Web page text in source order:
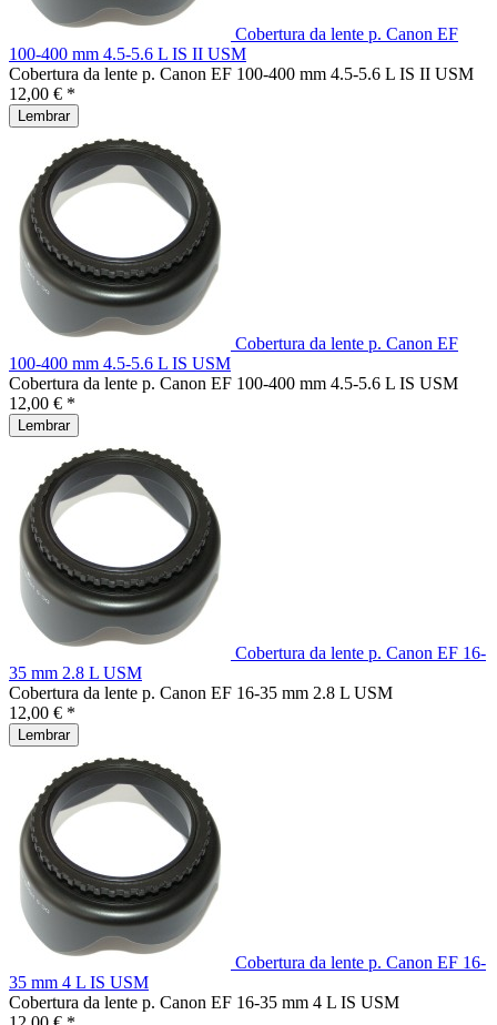
Cobertura da lente p. Canon EF
100-400 mm 4.5-5.6 L IS II USM
Cobertura da lente p. Canon EF 100-400 mm 4.5-5.6 L IS II USM
12,00 € *
Lembrar
Cobertura da lente p. Canon EF
100-400 mm 4.5-5.6 L IS USM
Cobertura da lente p. Canon EF 100-400 mm 4.5-5.6 L IS USM
12,00 € *
Lembrar
Cobertura da lente p. Canon EF 16-
35 mm 2.8 L USM
Cobertura da lente p. Canon EF 16-35 mm 2.8 L USM
12,00 € *
Lembrar
Cobertura da lente p. Canon EF 16-
35 mm 4 L IS USM
Cobertura da lente p. Canon EF 16-35 mm 4 L IS USM